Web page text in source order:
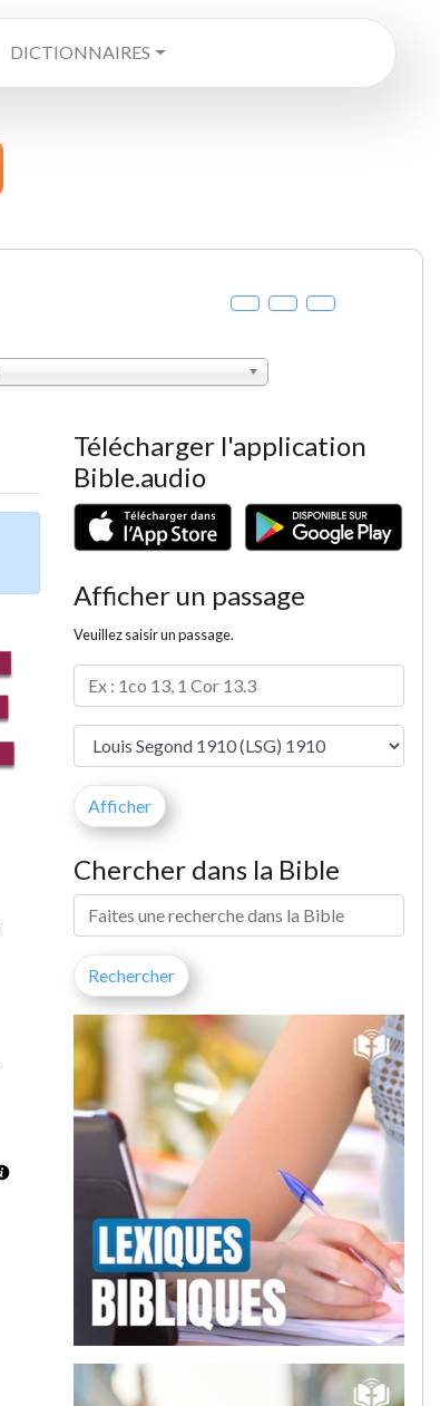
DICTIONNAIRES
Télécharger l'application
Bible.audio
Afficher un passage
Veuillez saisir un passage.
Chercher dans la Bible